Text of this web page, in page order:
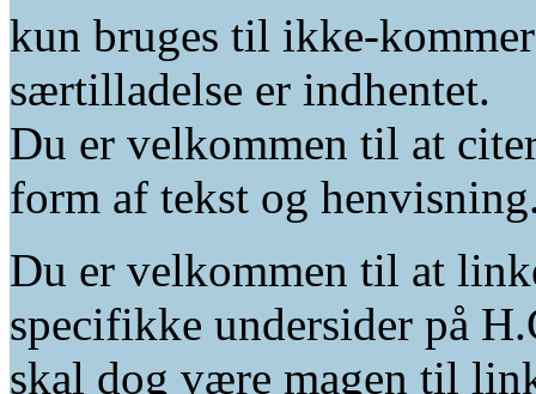
kun bruges til ikke-
særtilladelse er indhentet.
Du er velkommen til at
form af tekst og
Du er velkommen til at
specifikke undersider på
skal dog være magen til